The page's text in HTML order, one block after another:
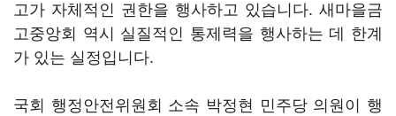
고가 자체적인 권한을 행사하고 있습니다. 새마을금
고중앙회 역시 실질적인 통제력을 행사하는 데 한계
가 있는 실정입니다.
국회 행정안전위원회 소속 박정현 민주당 의원이 행